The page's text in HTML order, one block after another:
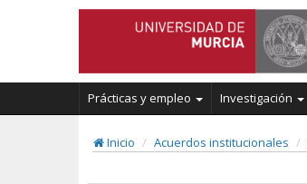
Prácticas y empleo Investigación
Inicio Acuerdos institucionales